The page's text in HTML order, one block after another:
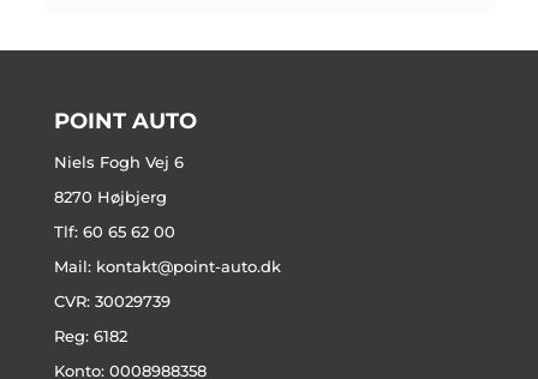
POINT AUTO
Niels Fogh Vej 6
8270 Højbjerg
Tlf: 60 65 62 00
Mail: kontakt@point-auto.dk
CVR: 30029739
Reg: 6182
Konto: 0008988358